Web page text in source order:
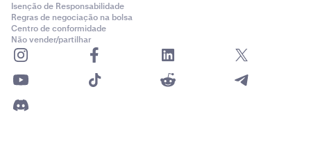
Isenção de Responsabilidade
Regras de negociação na bolsa
Centro de conformidade
Não vender/partilhar